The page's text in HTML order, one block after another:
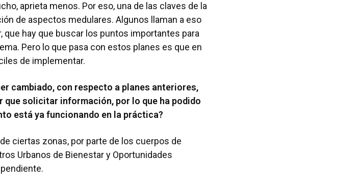
aprieta menos. Por eso, una de las claves de la
de aspectos medulares. Algunos llaman a eso
que hay que buscar los puntos importantes para
Pero lo que pasa con estos planes es que en
de implementar.
cambiado, con respecto a planes anteriores,
que solicitar información, por lo que ha podido
está ya funcionando en la práctica?
ciertas zonas, por parte de los cuerpos de
Urbanos de Bienestar y Oportunidades